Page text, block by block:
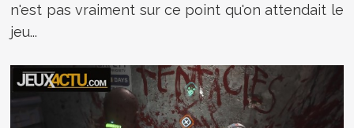
n'est pas vraiment sur ce point qu'on attendait le
jeu...